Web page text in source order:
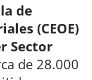
de
(CEOE)
Sector
de 28.000